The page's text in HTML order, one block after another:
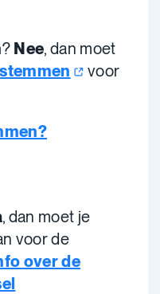
? Nee, dan moet
voor
, dan moet je
voor de
over de